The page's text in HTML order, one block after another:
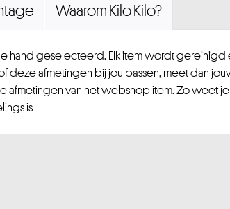
Waarom Kilo Kilo?
hand geselecteerd. Elk item wordt gereinigd
deze afmetingen bij jou passen, meet dan
afmetingen van het webshop item. Zo weet
is